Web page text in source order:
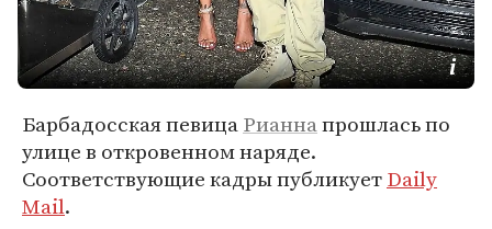
Барбадосская певицаРианнапрошлась по
улице в откровенном наряде.
Соответствующие кадры публикуетDaily
Mail.